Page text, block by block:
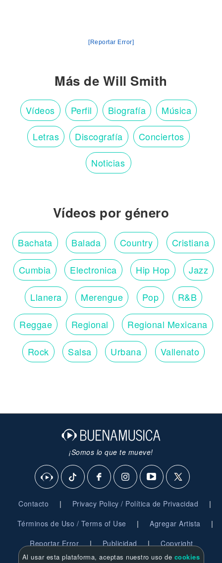
[Reportar Error]
Más de Will Smith
Vídeos Perfil Biografía Música
Letras Discografía Conciertos
Noticias
Vídeos por género
Bachata Balada Country Cristiana
Cumbia Electronica Hip Hop Jazz
Llanera Merengue Pop R&B
Reggae Regional Regional Mexicana
Rock Salsa Urbana Vallenato
¡Somos lo que te mueve!
Contacto | Privacy Policy / Política de Privacidad |
Términos de Uso / Terms of Use | Agregar Artista |
Reportar Error | Publicidad | Copyright
Al usar esta plataforma, aceptas nuestro uso de cookies